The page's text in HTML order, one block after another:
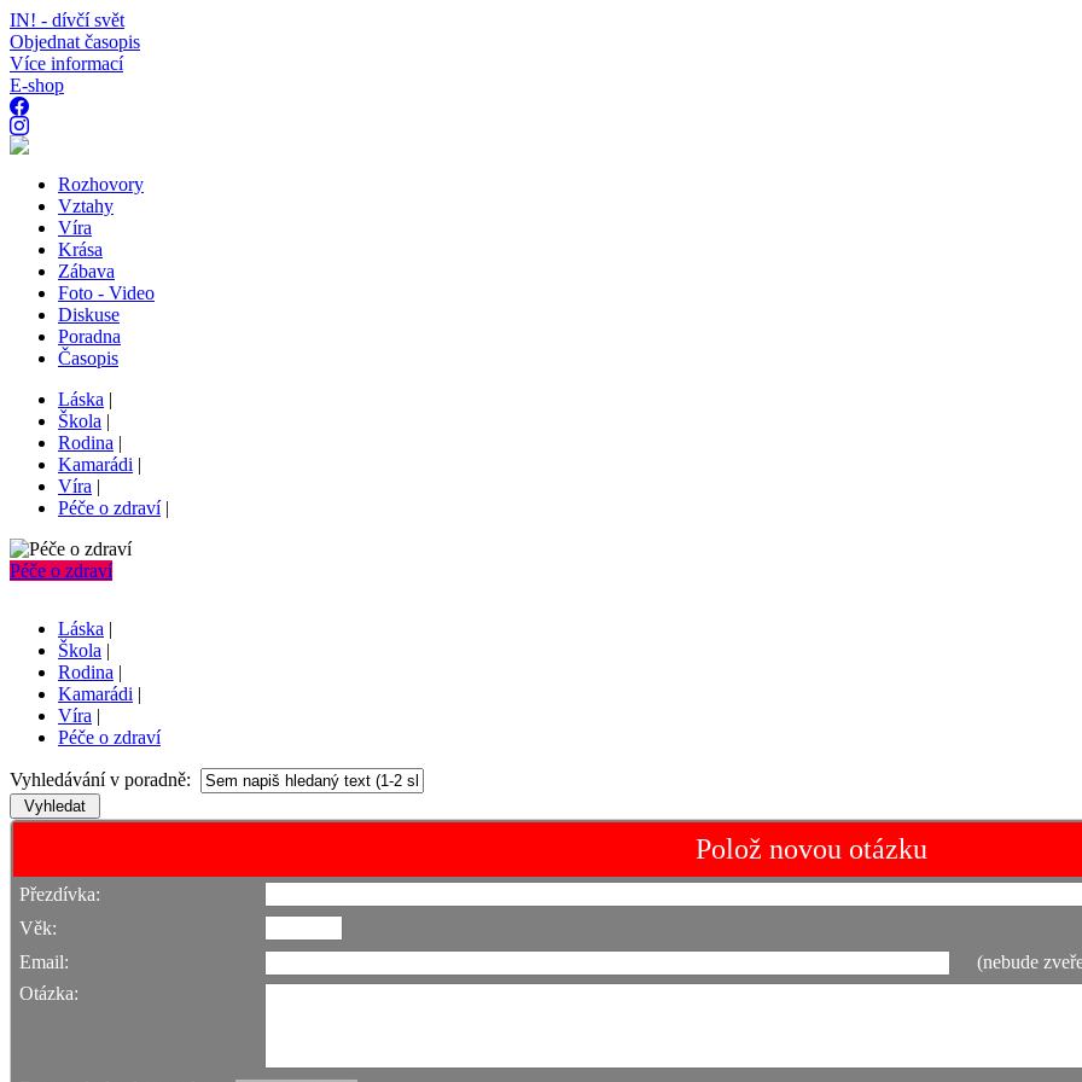
IN! - dívčí svět
Objednat časopis
Více informací
E-shop
Rozhovory
Vztahy
Víra
Krása
Zábava
Foto - Video
Diskuse
Poradna
Časopis
Láska |
Škola |
Rodina |
Kamarádi |
Víra |
Péče o zdraví|
Péče o zdraví
Láska |
Škola |
Rodina |
Kamarádi |
Víra |
Péče o zdraví
Vyhledávání v poradně:
Polož novou otázku
Přezdívka:
Věk:
Email:
(nebude
Otázka: